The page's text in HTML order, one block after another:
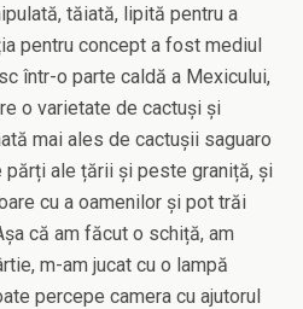
tăiată, lipită pentru a
pentru concept a fost mediul
într-o parte caldă a Mexicului,
o varietate de cactuși și
mai ales de cactușii saguaro
ale țării și peste graniță, și
cu a oamenilor și pot trăi
că am făcut o schiță, am
m-am jucat cu o lampă
percepe camera cu ajutorul